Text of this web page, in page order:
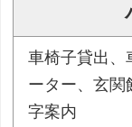
車椅子貸出、
ーター、玄関
字案内